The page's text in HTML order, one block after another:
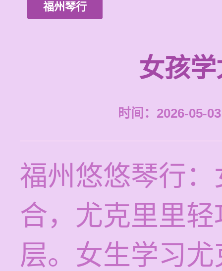
福州琴行
女孩
时间：2026-05-
福州悠悠琴行
合，尤克里里
层。女生学习